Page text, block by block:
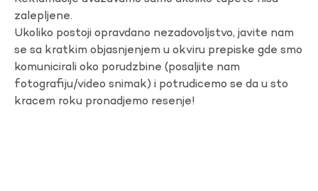
zalepljene.
Ukoliko postoji opravdano nezadovoljstvo, javite nam
se sa kratkim objasnjenjem u okviru prepiske gde smo
komunicirali oko porudzbine (posaljite nam
fotografiju/video snimak) i potrudicemo se da u sto
kracem roku pronadjemo resenje!